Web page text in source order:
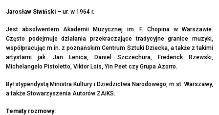
Jarosław Siwiński – ur. w 1964 r.
Jest absolwentem Akademii Muzycznej im. F. Chopina w Warszawie.
Często podejmuje działania przekraczające tradycyjne granice muzyki,
współpracując m.in. z poznańskim Centrum Sztuki Dziecka, a także z takimi
artystami jak: Jan Lenica, Daniel Szczechura, Frederick Rzewski,
Michelangelo Pistoletto, Viktor Lois, Yin Peet czy Grupa Azorro.
Był stypendystą Ministra Kultury i Dziedzictwa Narodowego, m.st. Warszawy,
a także Stowarzyszenia Autorów ZAiKS.
Tematy rozmowy: